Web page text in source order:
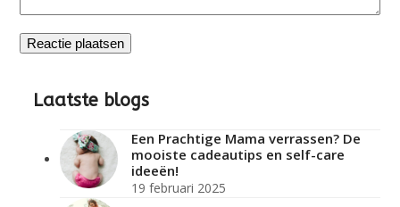
Laatste blogs
Een Prachtige Mama verrassen? De
mooiste cadeautips en self-care
ideeën!
19 februari 2025